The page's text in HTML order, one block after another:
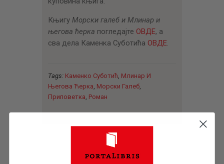
Књигу Морски галеб и Млинар и
његова ћерка погледајте ОВДЕ, а
сва дела Каменка Суботића ОВДЕ.
Tags: Каменко Суботић Млинар И
Његова Ћерка Морски Галеб,
Приповетка Роман